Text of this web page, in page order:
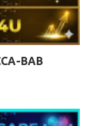
BAB